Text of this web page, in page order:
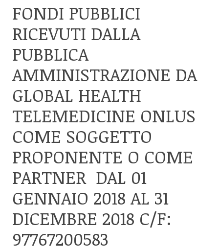
FONDI PUBBLICI
RICEVUTI DALLA
PUBBLICA
AMMINISTRAZIONE DA
GLOBAL HEALTH
TELEMEDICINE ONLUS
COME SOGGETTO
PROPONENTE O COME
PARTNER DAL 01
GENNAIO 2018 AL 31
DICEMBRE 2018 C/F:
97767200583